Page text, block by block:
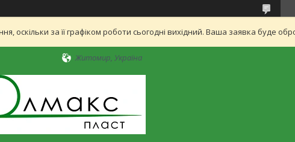
оскільки за її графіком роботи сьогодні вихідний. Ваша заявка буде
Житомир, Україна